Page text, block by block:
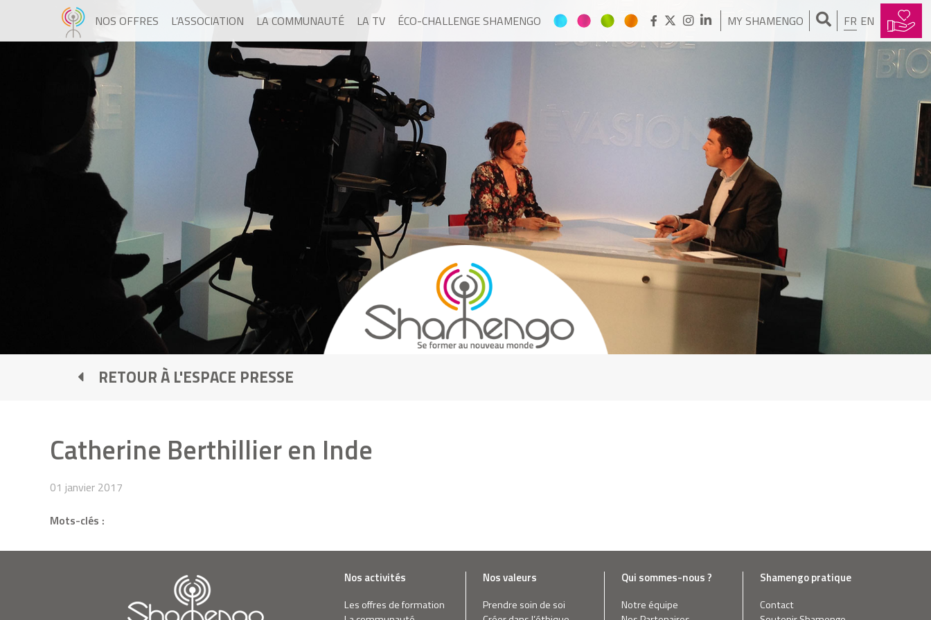
NOS OFFRES L’ASSOCIATION LA COMMUNAUTÉ LA TV ÉCO-CHALLENGE SHAMENGO MY SHAMENGO FR EN
RETOUR À L'ESPACE PRESSE
Catherine Berthillier en Inde
01 janvier 2017
Mots-clés :
Nos activités
Les offres de formation
Nos valeurs
Prendre soin de soi
Qui sommes-nous ?
Notre équipe
Shamengo pratique
Contact